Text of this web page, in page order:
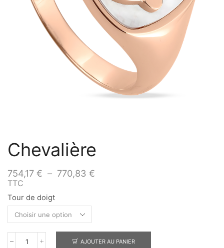
Chevalière
754,17 € – 770,83 €
TTC
Tour de doigt
AJOUTER AU PANIER